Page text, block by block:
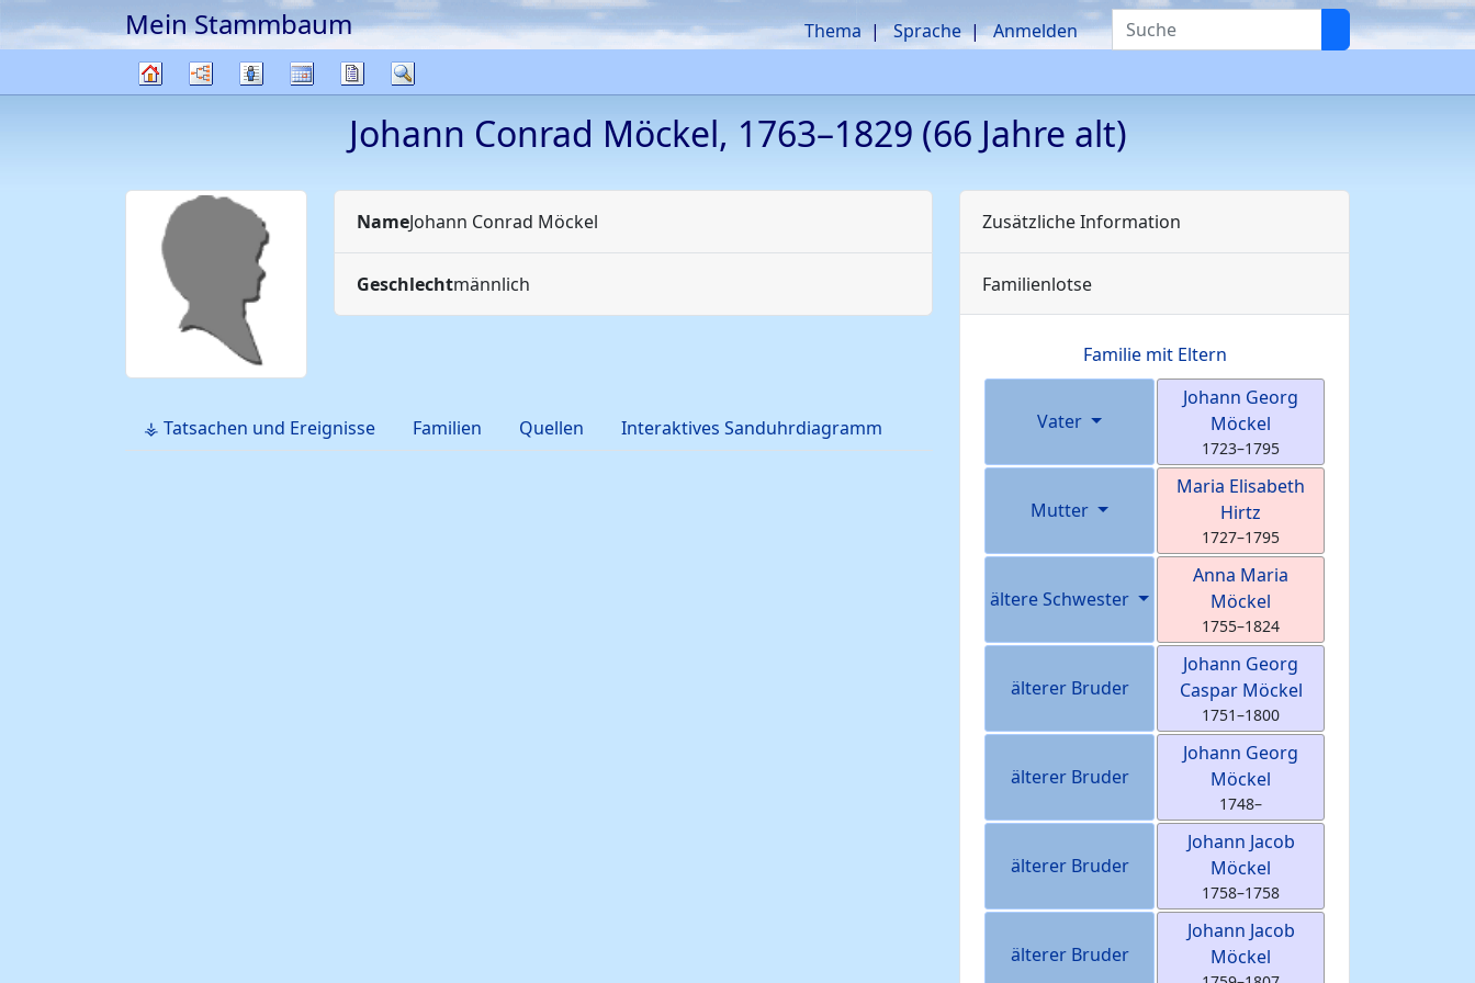
Weiter zu Hauptseite
Mein Stammbaum Suche
Thema Sprache Anmelden
Diagramme
Listen KalenderBerichte
Johann Conrad Möckel, 1763–1829 (66 Jahre alt)
NameJohann Conrad Möckel
Geschlechtmännlich
⚶ Tatsachen und Ereignisse Familien Quellen Interaktives Sanduhrdiagramm
Zusätzliche Information
Familienlotse
Familie mit Eltern
Vater
Johann Georg
Möckel
1723–1795
Mutter
Maria Elisabeth
Hirtz
1727–1795
ältere Schwester
Anna Maria
Möckel
1755–1824
älterer Bruder
Johann Georg
Caspar Möckel
1751–1800
älterer Bruder
Johann Georg
Möckel
1748–
älterer Bruder
Johann Jacob
Möckel
1758–1758
älterer Bruder
Johann Jacob
Möckel